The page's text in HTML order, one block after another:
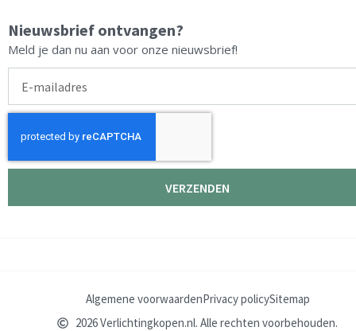
Nieuwsbrief ontvangen?
Meld je dan nu aan voor onze nieuwsbrief!
mailadres
VERZENDEN
Algemene voorwaardenPrivacy policySitemap
2026 Verlichtingkopen.nl. Alle rechten voorbehouden.